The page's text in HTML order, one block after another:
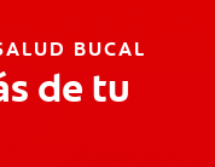
BUCAL
de tu